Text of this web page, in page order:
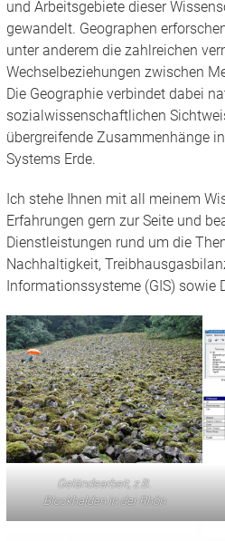
und Arbeitsgebiete dieser
gewandelt. Geographen
unter anderem die zahlreichen
Wechselbeziehungen zwischen
Die Geographie verbindet dabei
sozialwissenschaftlichen
übergreifende Zusammenhänge
Systems Erde.
Ich stehe Ihnen mit all meinem
Erfahrungen gern zur Seite und
Dienstleistungen rund um die
Nachhaltigkeit,
Informationssysteme (GIS) sowie
Geländearbeit, z.B.
Blockhalden in der Rhön